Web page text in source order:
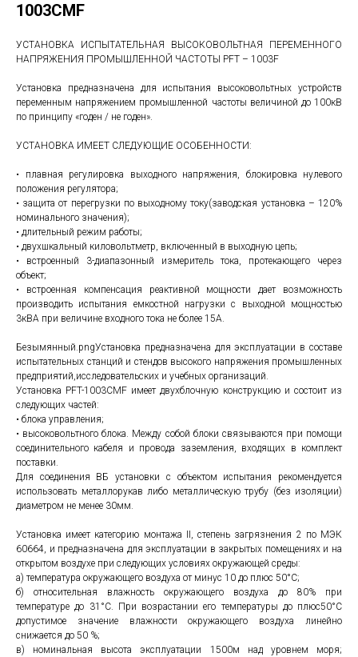
1003CMF
УСТАНОВКА ИСПЫТАТЕЛЬНАЯ ВЫСОКОВОЛЬТНАЯ ПЕРЕМЕННОГО
НАПРЯЖЕНИЯ ПРОМЫШЛЕННОЙ ЧАСТОТЫ PFT – 1003F
Установка предназначена для испытания высоковольтных устройств
переменным напряжением промышленной частоты величиной до 100кВ
по принципу «годен / не годен».
УСТАНОВКА ИМЕЕТ СЛЕДУЮЩИЕ ОСОБЕННОСТИ:
• плавная регулировка выходного напряжения, блокировка нулевого
положения регулятора;
• защита от перегрузки по выходному току(заводская установка – 120%
номинального значения);
• длительный режим работы;
• двухшкальный киловольтметр, включенный в выходную цепь;
• встроенный 3-диапазонный измеритель тока, протекающего через
объект;
• встроенная компенсация реактивной мощности дает возможность
производить испытания емкостной нагрузки с выходной мощностью
3кВА при величине входного тока не более 15А.
Безымянный.pngУстановка предназначена для эксплуатации в составе
испытательных станций и стендов высокого напряжения промышленных
предприятий,исследовательских и учебных организаций.
Установка PFT-1003CMF имеет двухблочную конструкцию и состоит из
следующих частей:
• блока управления;
• высоковольтного блока. Между собой блоки связываются при помощи
соединительного кабеля и провода заземления, входящих в комплект
поставки.
Для соединения ВБ установки с объектом испытания рекомендуется
использовать металлорукав либо металлическую трубу (без изоляции)
диаметром не менее 30мм.
Установка имеет категорию монтажа II, степень загрязнения 2 по МЭК
60664, и предназначена для эксплуатации в закрытых помещениях и на
открытом воздухе при следующих условиях окружающей среды:
а) температура окружающего воздуха от минус 10 до плюс 50°С;
б) относительная влажность окружающего воздуха до 80% при
температуре до 31°С. При возрастании его температуры до плюс50°С
допустимое значение влажности окружающего воздуха линейно
снижается до 50 %;
в) номинальная высота эксплуатации 1500м над уровнем моря;